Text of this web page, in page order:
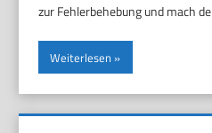
zur Fehlerbehebung und mach
Weiterlesen